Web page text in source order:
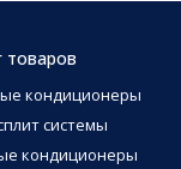
товаров
кондиционеры
системы
кондиционеры